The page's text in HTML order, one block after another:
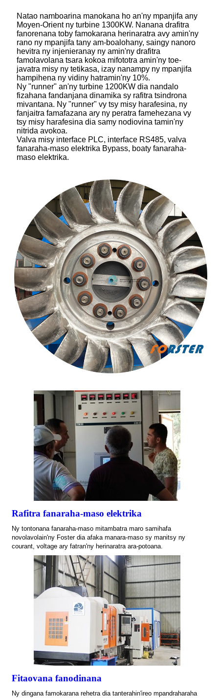
Natao namboarina manokana ho an'ny mpanjifa any
Moyen-Orient ny turbine 1300KW. Nanana drafitra
fanorenana toby famokarana herinaratra avy amin'ny
rano ny mpanjifa tany am-boalohany, saingy nanoro
hevitra ny injenieranay ny amin'ny drafitra
famolavolana tsara kokoa mifototra amin'ny toe-
javatra misy ny tetikasa, izay nanampy ny mpanjifa
hampihena ny vidiny hatramin'ny 10%.
Ny "runner" an'ny turbine 1200KW dia nandalo
fizahana fandanjana dinamika sy rafitra tsindrona
mivantana. Ny "runner" vy tsy misy harafesina, ny
fanjaitra famafazana ary ny peratra famehezana vy
tsy misy harafesina dia samy nodiovina tamin'ny
nitrida avokoa.
Valva misy interface PLC, interface RS485, valva
fanaraha-maso elektrika Bypass, boaty fanaraha-
maso elektrika.
Rafitra fanaraha-maso elektrika
Ny tontonana fanaraha-maso mitambatra maro samihafa
novolavolain'ny Foster dia afaka manara-maso sy manitsy ny
courant, voltage ary fatran'ny herinaratra ara-potoana.
Fitaovana fanodinana
Ny dingana famokarana rehetra dia tanterahin'ireo mpandraharaha